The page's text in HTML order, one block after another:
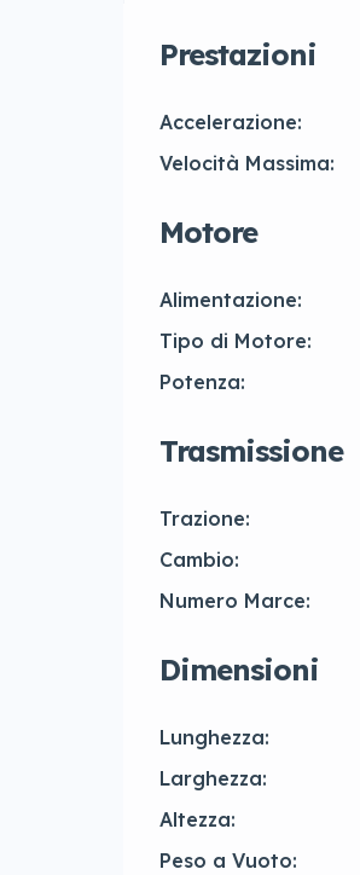
Prestazioni
Accelerazione:
Velocità Massima:
Motore
Alimentazione:
Tipo di Motore:
Potenza:
Trasmissione
Trazione:
Cambio:
Numero Marce:
Dimensioni
Lunghezza:
Larghezza:
Altezza:
Peso a Vuoto: